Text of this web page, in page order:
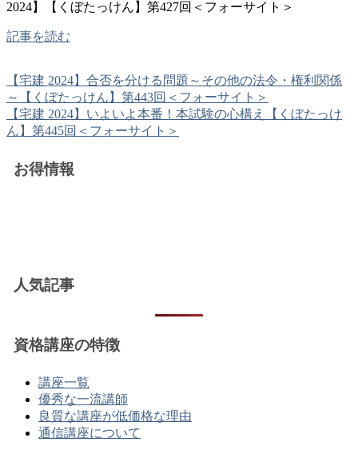
2024】【くぼたっけん】第427回＜フォーサイト＞
記事を読む
【宅建 2024】合否を分ける問題～その他の法令・権利関係
～【くぼたっけん】第443回＜フォーサイト＞
【宅建 2024】いよいよ本番！本試験の心構え【くぼたっけ
ん】第445回＜フォーサイト＞
お得情報
人気記事
資格講座の特徴
講座一覧
優秀な一流講師
良質な講座が低価格な理由
通信講座について